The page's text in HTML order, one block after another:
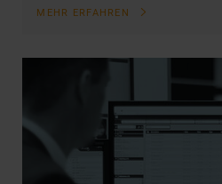
MEHR ERFAHREN